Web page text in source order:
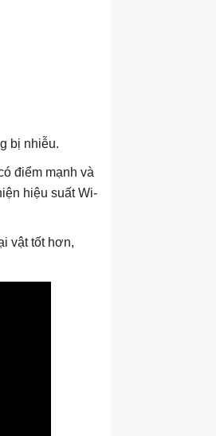
bị nhiễu.
điểm mạnh và
hiệu suất Wi-
vật tốt hơn,